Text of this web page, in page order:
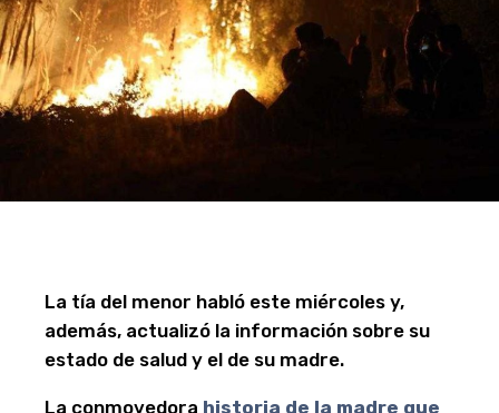
La tía del menor habló este miércoles y,
además, actualizó la información sobre su
estado de salud y el de su madre.
La conmovedora historia de la madre que